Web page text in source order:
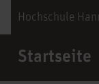
Hochschule
Startseite